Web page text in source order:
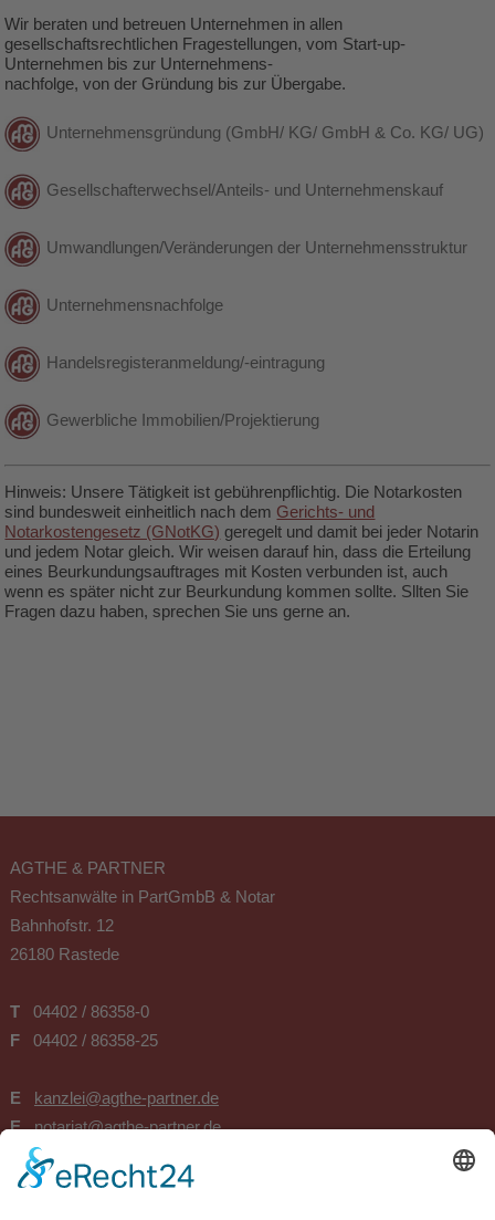
Wir beraten und betreuen Unternehmen in allen
gesellschaftsrechtlichen Fragestellungen, vom Start-up-
Unternehmen bis zur Unternehmens-
nachfolge, von der Gründung bis zur Übergabe.
Unternehmensgründung (GmbH/ KG/ GmbH & Co. KG/ UG)
Gesellschafterwechsel/Anteils- und Unternehmenskauf
Umwandlungen/Veränderungen der Unternehmensstruktur
Unternehmensnachfolge
Handelsregisteranmeldung/-eintragung
Gewerbliche Immobilien/Projektierung
Hinweis: Unsere Tätigkeit ist gebührenpflichtig. Die Notarkosten
sind bundesweit einheitlich nach dem Gerichts- und
Notarkostengesetz (GNotKG) geregelt und damit bei jeder Notarin
und jedem Notar gleich. Wir weisen darauf hin, dass die Erteilung
eines Beurkundungsauftrages mit Kosten verbunden ist, auch
wenn es später nicht zur Beurkundung kommen sollte. Sllten Sie
Fragen dazu haben, sprechen Sie uns gerne an.
AGTHE & PARTNER
Rechtsanwälte in PartGmbB & Notar
Bahnhofstr. 12
26180 Rastede
T
04402 / 86358-0
F
04402 / 86358-25
E
kanzlei@agthe-partner.de
E
notariat@agthe-partner.de